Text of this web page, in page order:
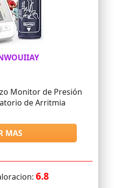
Monitor de Presión
de Arritmia
MAS
6.8